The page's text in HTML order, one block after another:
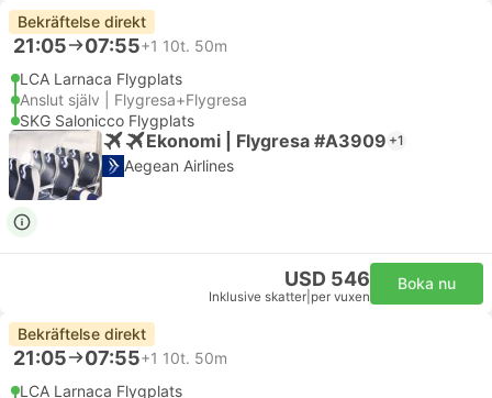
Bekräftelse direkt
21:05 07:55+1 10t. 50m
LCA Larnaca Flygplats
Anslut själv | Flygresa+Flygresa
SKG Salonicco Flygplats
Ekonomi | Flygresa #A3909 +1
Aegean Airlines
USD 546
Inklusive skatter per vuxen
Boka nu
Bekräftelse direkt
21:05 07:55+1 10t. 50m
LCA Larnaca Flygplats